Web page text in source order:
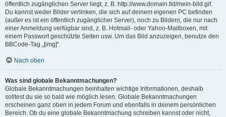
öffentlich zugänglichen Server liegt, z. B. http://www.domain.tld/mein-bild.gif.
Du kannst weder Bilder verlinken, die sich auf deinem eigenen PC befinden
(außer es ist ein öffentlich zugänglicher Server), noch zu Bildern, die nur nach
einer Anmeldung verfügbar sind, z. B. Hotmail- oder Yahoo-Mailboxen, mit
einem Passwort geschützte Seiten usw. Um das Bild anzuzeigen, benutze den
BBCode-Tag „[img]“.
Nach oben
Was sind globale Bekanntmachungen?
Globale Bekanntmachungen beinhalten wichtige Informationen, deshalb
solltest du sie so bald wie möglich lesen. Globale Bekanntmachungen
erscheinen ganz oben in jedem Forum und ebenfalls in deinem persönlichen
Bereich. Ob du eine globale Bekanntmachung schreiben kannst oder nicht,